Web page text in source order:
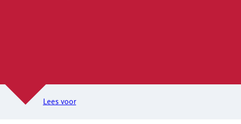
Omrin Afvalapp
Afval scheiden
of vraag
Lees voor